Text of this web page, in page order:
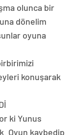
olunca bir
dönelim
oyuna
konuşarak
ki Yunus
Oyun kaybedip